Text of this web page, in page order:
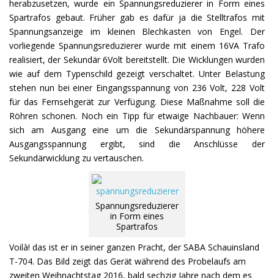
herabzusetzen, wurde ein Spannungsreduzierer in Form eines
Spartrafos gebaut. Früher gab es dafür ja die Stelltrafos mit
Spannungsanzeige im kleinen Blechkasten von Engel. Der
vorliegende Spannungsreduzierer wurde mit einem 16VA Trafo
realisiert, der Sekundär 6Volt bereitstellt. Die Wicklungen wurden
wie auf dem Typenschild gezeigt verschaltet. Unter Belastung
stehen nun bei einer Eingangsspannung von 236 Volt, 228 Volt
für das Fernsehgerät zur Verfügung. Diese Maßnahme soll die
Röhren schonen. Noch ein Tipp für etwaige Nachbauer: Wenn
sich am Ausgang eine um die Sekundärspannung höhere
Ausgangsspannung ergibt, sind die Anschlüsse der
Sekundärwicklung zu vertauschen.
Spannungsreduzierer
in Form eines
Spartrafos
Voilà! das ist er in seiner ganzen Pracht, der SABA Schauinsland
T-704. Das Bild zeigt das Gerät während des Probelaufs am
zweiten Weihnachtstag 2016, bald sechzig Jahre nach dem es